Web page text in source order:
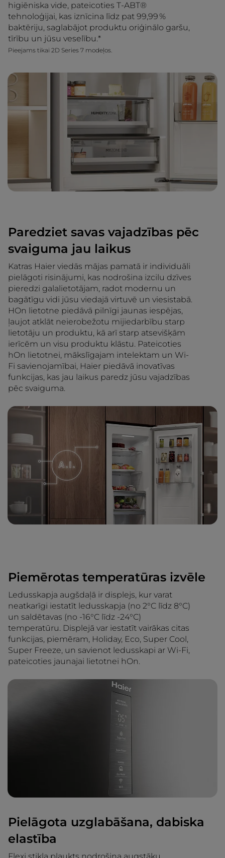
higiēniska vide, pateicoties T-ABT®
tehnoloģijai, kas iznīcina līdz pat 99,99 %
baktēriju, saglabājot produktu oriģinālo garšu,
tīrību un jūsu veselību.*
Pieejams tikai 2D Series 7 modeļos.
Paredziet savas vajadzības pēc
svaiguma jau laikus
Katras Haier viedās mājas pamatā ir individuāli
pielāgoti risinājumi, kas nodrošina izcilu dzīves
pieredzi galalietotājam, radot modernu un
bagātīgu vidi jūsu viedajā virtuvē un viesistabā.
HOn lietotne piedāvā pilnīgi jaunas iespējas,
ļaujot atklāt neierobežotu mijiedarbību starp
lietotāju un produktu, kā arī starp atsevišķām
ierīcēm un visu produktu klāstu. Pateicoties
hOn lietotnei, mākslīgajam intelektam un Wi-
Fi savienojamībai, Haier piedāvā inovatīvas
funkcijas, kas jau laikus paredz jūsu vajadzības
pēc svaiguma.
Piemērotas temperatūras izvēle
Ledusskapja augšdaļā ir displejs, kur varat
neatkarīgi iestatīt ledusskapja (no 2°C līdz 8°C)
un saldētavas (no -16°C līdz -24°C)
temperatūru. Displejā var iestatīt vairākas citas
funkcijas, piemēram, Holiday, Eco, Super Cool,
Super Freeze, un savienot ledusskapi ar Wi-Fi,
pateicoties jaunajai lietotnei hOn.
Pielāgota uzglabāšana, dabiska
elastība